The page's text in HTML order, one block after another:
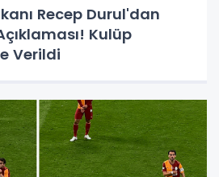
Recep Durul'dan
Kulüp
Verildi